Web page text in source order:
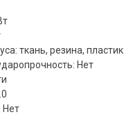
ткань, резина, пластик
Нет
Нет